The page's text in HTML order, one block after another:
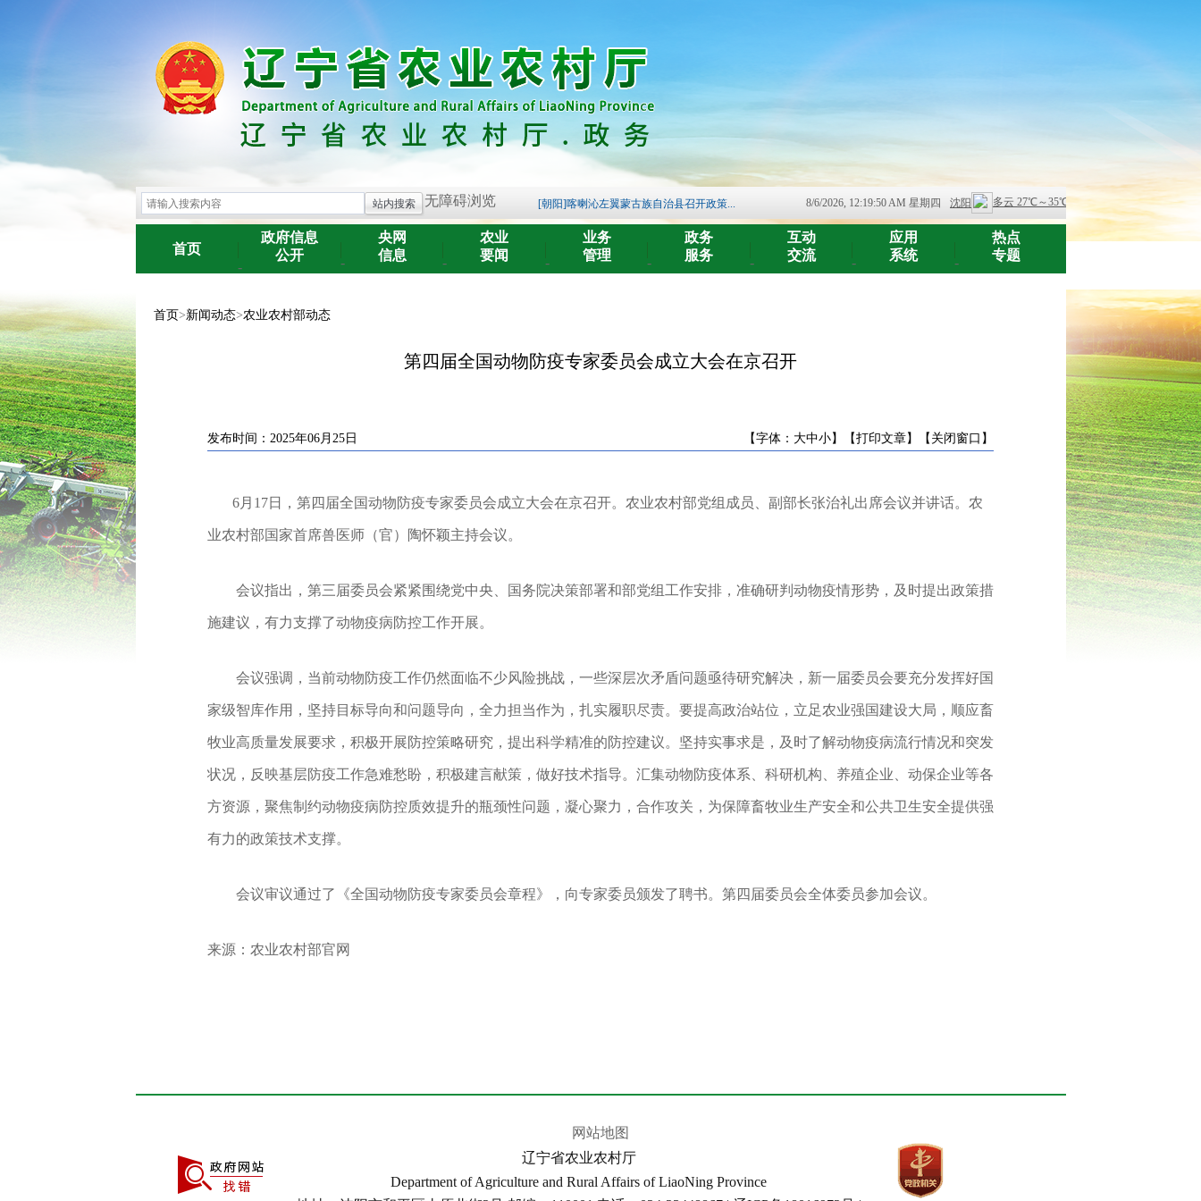
8/6/2026, 12:19:50 AM 星期四
关于开展《辽宁省黑土地保护条例》 问卷...
[朝阳]凌源市农业农村局深入乡镇督导农...
[朝阳]北票市开展畜牧领域法规与系统操...
[朝阳]喀喇沁左翼蒙古族自治县召开政策...
辽宁省农业农村厅关于发布《辽宁省海洋...
2025年辽宁省农业系列中级及以下专业技...
2025年辽宁省农业系列高级专业技术职务...
关于开展《辽宁省黑土地保护条例》 问卷...
2025年辽宁省农业系列高级专业技术职务...
关于开展《辽宁省黑土地保护条例》 问卷...
[朝阳]喀喇沁左翼蒙古族自治县召开政策...
2025年辽宁省农业系列中级及以下专业技...
2025年辽宁省农业系列高级专业技术职务...
关于开展2025年全省农业系列职称评审答...
关于公开征求《辽宁省家庭农场名录管理...
[朝阳]喀喇沁左翼蒙古族自治县召开政策...
[朝阳]喀喇沁左翼蒙古族自治县召开政策...
辽宁省农业农村厅关于发布《辽宁省海洋...
2025年辽宁省农业系列中级及以下专业技...
无障碍浏览
首页
-
政府信息
公开
-
央网
信息
-
农业
要闻
-
业务
管理
-
政务
服务
-
互动
交流
-
应用
系统
-
热点
专题
首页>新闻动态>农业农村部动态
第四届全国动物防疫专家委员会成立大会在京召开
发布时间：2025年06月25日 【关闭窗口】
【打印文章】
【字体： 大中小】
6月17日，第四届全国动物防疫专家委员会成立大会在京召开。农业农村部党组成员、副部长张治礼出席会议并讲话。农
业农村部国家首席兽医师（官）陶怀颖主持会议。
会议指出，第三届委员会紧紧围绕党中央、国务院决策部署和部党组工作安排，准确研判动物疫情形势，及时提出政策措
施建议，有力支撑了动物疫病防控工作开展。
会议强调，当前动物防疫工作仍然面临不少风险挑战，一些深层次矛盾问题亟待研究解决，新一届委员会要充分发挥好国
家级智库作用，坚持目标导向和问题导向，全力担当作为，扎实履职尽责。要提高政治站位，立足农业强国建设大局，顺应畜
牧业高质量发展要求，积极开展防控策略研究，提出科学精准的防控建议。坚持实事求是，及时了解动物疫病流行情况和突发
状况，反映基层防疫工作急难愁盼，积极建言献策，做好技术指导。汇集动物防疫体系、科研机构、养殖企业、动保企业等各
方资源，聚焦制约动物疫病防控质效提升的瓶颈性问题，凝心聚力，合作攻关，为保障畜牧业生产安全和公共卫生安全提供强
有力的政策技术支撑。
会议审议通过了《全国动物防疫专家委员会章程》，向专家委员颁发了聘书。第四届委员会全体委员参加会议。
来源：农业农村部官网
网站地图
辽宁省农业农村厅
Department of Agriculture and Rural Affairs of LiaoNing Province